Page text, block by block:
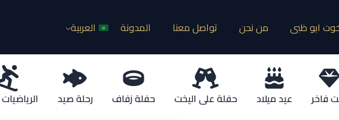
ابو ظبى من نحن تواصل معنا المدونة العربية
فاخر عيد ميلاد حفلة على اليخت حفلة زفاف رحلة صيد